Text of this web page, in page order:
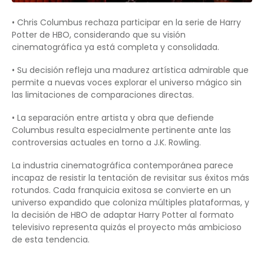
• Chris Columbus rechaza participar en la serie de Harry
Potter de HBO, considerando que su visión
cinematográfica ya está completa y consolidada.
• Su decisión refleja una madurez artística admirable que
permite a nuevas voces explorar el universo mágico sin
las limitaciones de comparaciones directas.
• La separación entre artista y obra que defiende
Columbus resulta especialmente pertinente ante las
controversias actuales en torno a J.K. Rowling.
La industria cinematográfica contemporánea parece
incapaz de resistir la tentación de revisitar sus éxitos más
rotundos. Cada franquicia exitosa se convierte en un
universo expandido que coloniza múltiples plataformas, y
la decisión de HBO de adaptar Harry Potter al formato
televisivo representa quizás el proyecto más ambicioso
de esta tendencia.